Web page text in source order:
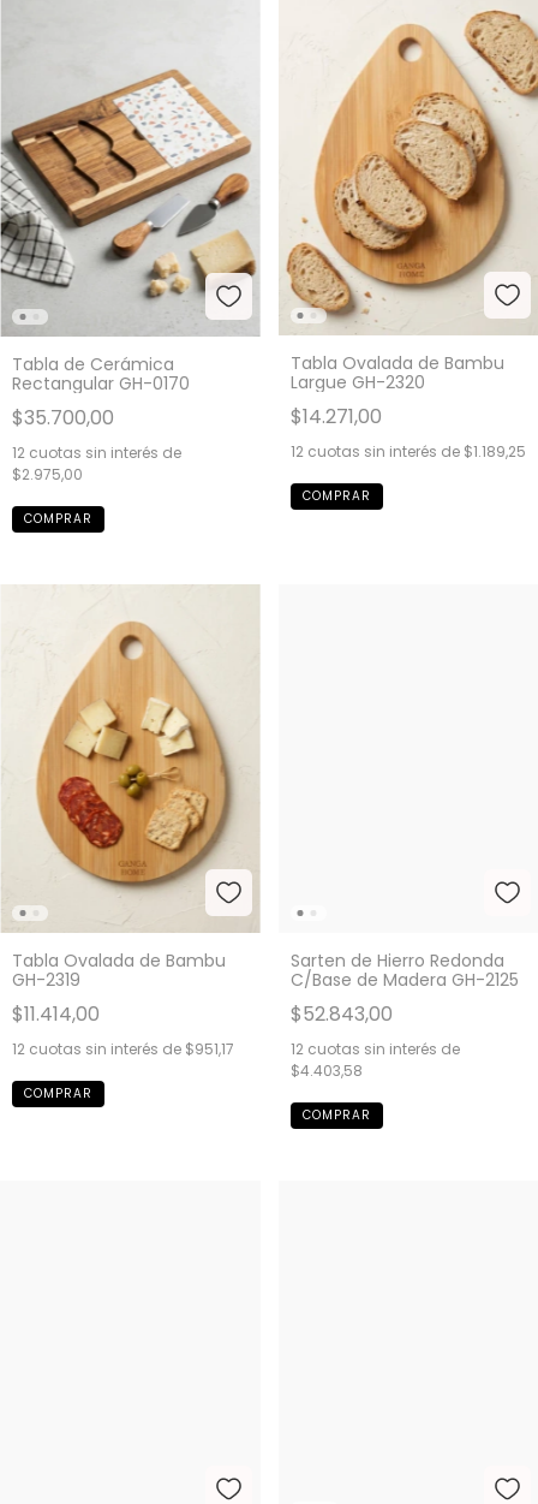
Tabla de Cerámica
Rectangular GH-0170
$35.700,00
12 cuotas sin interés de
$2.975,00
Tabla Ovalada de Bambu
Largue GH-2320
$14.271,00
12 cuotas sin interés de $1.189,25
Tabla Ovalada de Bambu
GH-2319
$11.414,00
12 cuotas sin interés de $951,17
Sarten de Hierro Redonda
C/Base de Madera GH-2125
$52.843,00
12 cuotas sin interés de
$4.403,58